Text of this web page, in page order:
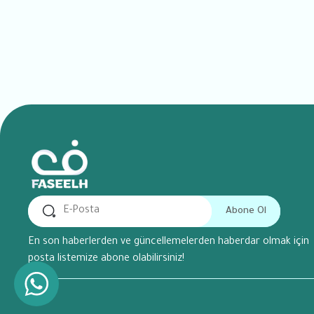
Abone Ol
En son haberlerden ve güncellemelerden haberdar olmak için
posta listemize abone olabilirsiniz!